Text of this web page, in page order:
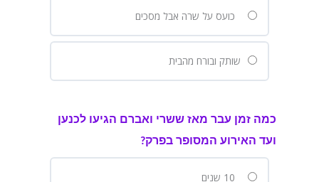
כועס על שרה אבל מסכים
שותק ובורח מהבית
כמה זמן עבר מאז ששרי ואברם הגיעו לכנען
ועד האירוע המסופר בפרק?